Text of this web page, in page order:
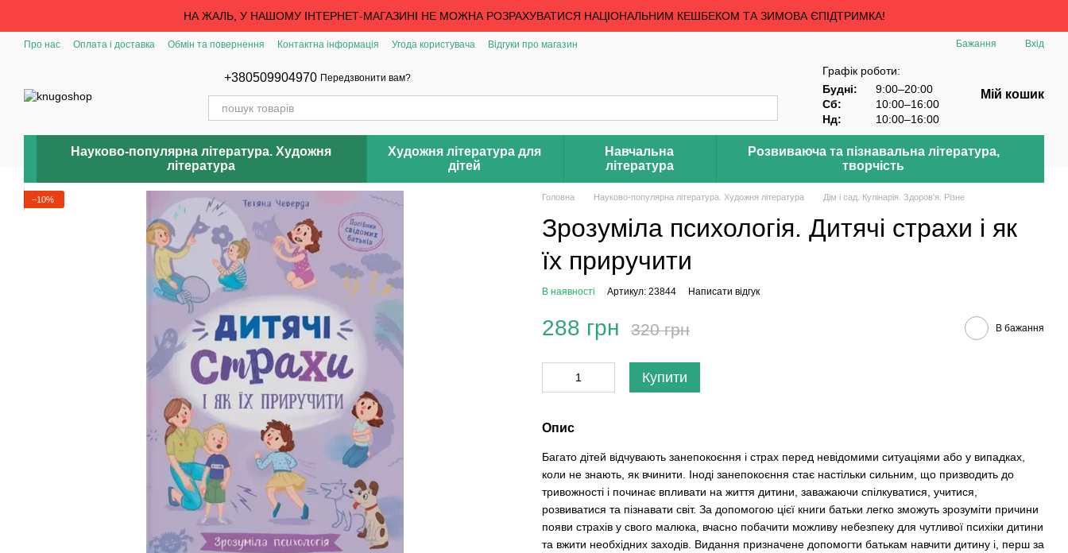
НА ЖАЛЬ, У НАШОМУ ІНТЕРНЕТ-МАГАЗИНІ НЕ МОЖНА РОЗРАХУВАТИСЯ НАЦІОНАЛЬНИМ КЕШБЕКОМ ТА ЗИМОВА ЄПІДТРИМКА!
Про нас Оплата і доставка Обмін та повернення Контактна інформація Угода користувача Відгуки про магазин Бажання Вхід
+380509904970 Передзвонити вам?
Графік роботи:
Будні:
9:00–20:00
Сб:
10:00–16:00
Нд:
10:00–16:00
Мій кошик
Науково-популярна література. Художня
література
Художня література для
дітей
Навчальна
література
Розвиваюча та пізнавальна література,
творчість
−10% Головна Науково-популярна література. Художня література Дім і сад. Кулінарія. Здоров'я. Різне
Зрозуміла психологія. Дитячі страхи і як
їх приручити
В наявності Артикул: 23844 Написати відгук
288 грн 320 грн В бажання
Купити
Опис
Багато дітей відчувають занепокоєння і страх перед невідомими ситуаціями або у випадках,
коли не знають, як вчинити. Іноді занепокоєння стає настільки сильним, що призводить до
тривожності і починає впливати на життя дитини, заважаючи спілкуватися, учитися,
розвиватися та пізнавати світ. За допомогою цієї книги батьки легко зможуть зрозуміти причини
появи страхів у свого малюка, вчасно побачити можливу небезпеку для чутливої психіки дитини
та вжити необхідних заходів. Видання призначене допомогти батькам навчити дитину і, перш за